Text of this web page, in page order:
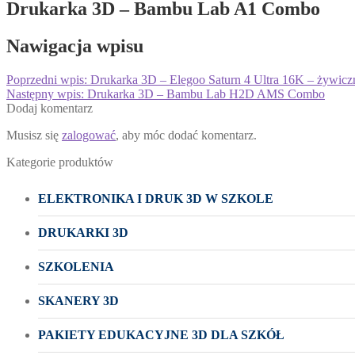
Drukarka 3D – Bambu Lab A1 Combo
Nawigacja wpisu
Poprzedni wpis: Drukarka 3D – Elegoo Saturn 4 Ultra 16K –
Następny wpis: Drukarka 3D – Bambu Lab H2D AMS Combo
Dodaj komentarz
Musisz się zalogować, aby móc dodać komentarz.
Kategorie produktów
ELEKTRONIKA I DRUK 3D W SZKOLE
DRUKARKI 3D
SZKOLENIA
SKANERY 3D
PAKIETY EDUKACYJNE 3D DLA SZKÓŁ